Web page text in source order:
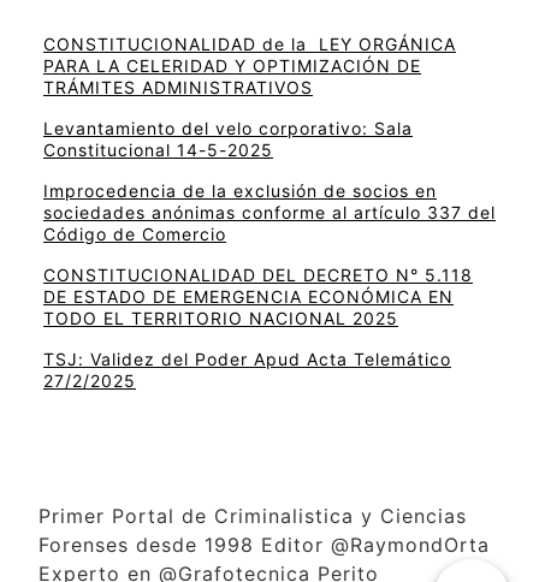
CONSTITUCIONALIDAD de la LEY ORGÁNICA
PARA LA CELERIDAD Y OPTIMIZACIÓN DE
TRÁMITES ADMINISTRATIVOS
Levantamiento del velo corporativo: Sala
Constitucional 14-5-2025
Improcedencia de la exclusión de socios en
sociedades anónimas conforme al artículo 337 del
Código de Comercio
CONSTITUCIONALIDAD DEL DECRETO N° 5.118
DE ESTADO DE EMERGENCIA ECONÓMICA EN
TODO EL TERRITORIO NACIONAL 2025
TSJ: Validez del Poder Apud Acta Telemático
27/2/2025
Primer Portal de Criminalistica y Ciencias
Forenses desde 1998 Editor @RaymondOrta
Experto en @Grafotecnica Perito